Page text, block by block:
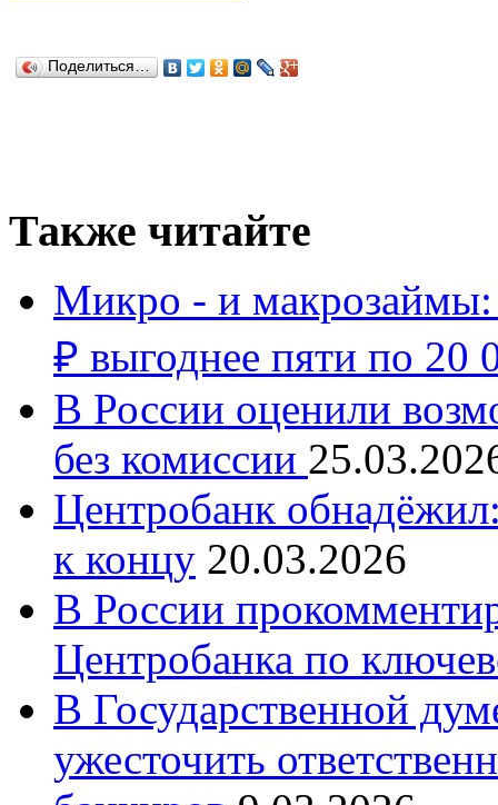
Поделиться…
Также читайте
Микро - и макрозаймы:
₽ выгоднее пяти по 20
В России оценили
без комиссии
Центробанк
к концу 20.03.2026
В России
Центробанка по
В Государственной
ужесточить